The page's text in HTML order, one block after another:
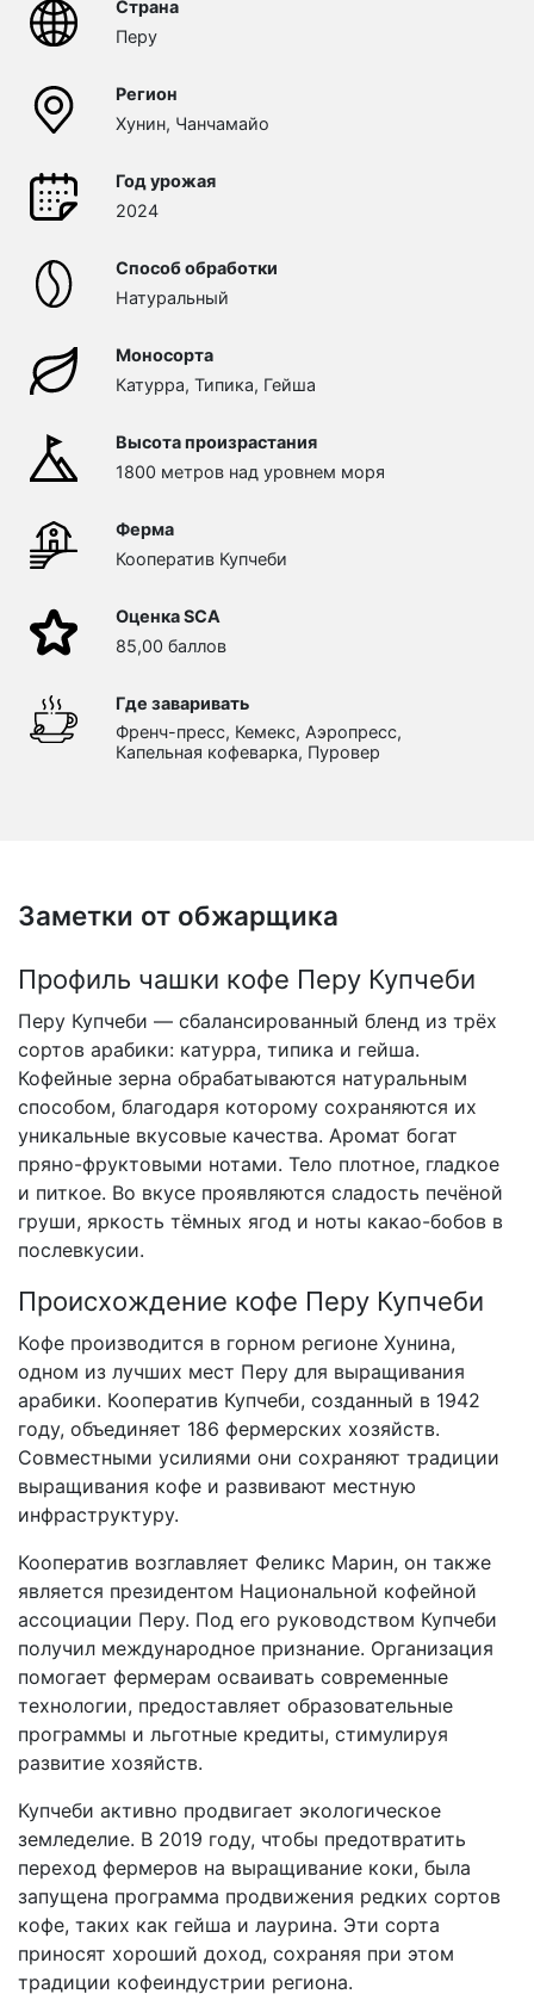
Страна
Перу
Регион
Хунин, Чанчамайо
Год урожая
2024
Способ обработки
Натуральный
Моносорта
Катурра, Типика, Гейша
Высота произрастания
1800 метров над уровнем моря
Ферма
Кооператив Купчеби
Оценка SCA
85,00 баллов
Где заваривать
Френч-пресс, Кемекс, Аэропресс,
Капельная кофеварка, Пуровер
Заметки от обжарщика
Профиль чашки кофе Перу Купчеби
Перу Купчеби — сбалансированный бленд из трёх
сортов арабики: катурра, типика и гейша.
Кофейные зерна обрабатываются натуральным
способом, благодаря которому сохраняются их
уникальные вкусовые качества. Аромат богат
пряно-фруктовыми нотами. Тело плотное, гладкое
и питкое. Во вкусе проявляются сладость печёной
груши, яркость тёмных ягод и ноты какао-бобов в
послевкусии.
Происхождение кофе Перу Купчеби
Кофе производится в горном регионе Хунина,
одном из лучших мест Перу для выращивания
арабики. Кооператив Купчеби, созданный в 1942
году, объединяет 186 фермерских хозяйств.
Совместными усилиями они сохраняют традиции
выращивания кофе и развивают местную
инфраструктуру.
Кооператив возглавляет Феликс Марин, он также
является президентом Национальной кофейной
ассоциации Перу. Под его руководством Купчеби
получил международное признание. Организация
помогает фермерам осваивать современные
технологии, предоставляет образовательные
программы и льготные кредиты, стимулируя
развитие хозяйств.
Купчеби активно продвигает экологическое
земледелие. В 2019 году, чтобы предотвратить
переход фермеров на выращивание коки, была
запущена программа продвижения редких сортов
кофе, таких как гейша и лаурина. Эти сорта
приносят хороший доход, сохраняя при этом
традиции кофеиндустрии региона.